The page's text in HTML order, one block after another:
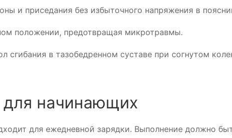
и приседания без избыточного напряжения в
положении, предотвращая микротравмы.
в тазобедренном суставе при согнутом
начинающих
для ежедневной зарядки. Выполнение должно